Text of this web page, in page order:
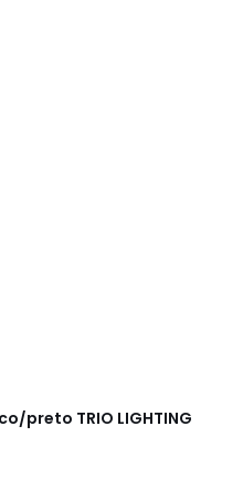
preto TRIO LIGHTING